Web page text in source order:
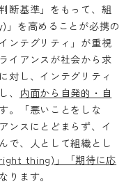
断基準」をもって、組
を高めることが必携の
ンテグリティ」が重視
イアンスが社会から求
対し、インテグリティ
内面から自発的・自
。「悪いことをしな
ンスにとどまらず、イ
で、人として組織とし
thing)」「期待に応
ります。